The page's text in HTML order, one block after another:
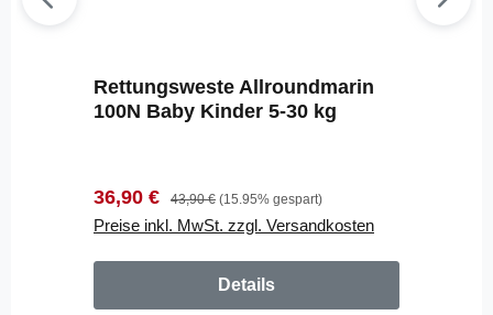
Rettungsweste Allroundmarin
100N Baby Kinder 5-30 kg
Verkaufspreis:
36,90 € Regulärer Preis:
43,90 € (15.95% gespart)
Preise inkl. MwSt. zzgl. Versandkosten
Details